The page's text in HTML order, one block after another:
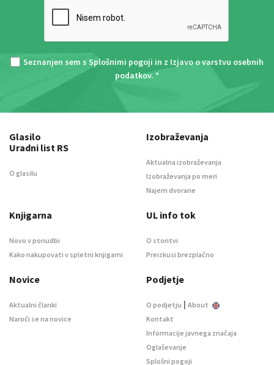
Seznanjen sem s Splošnimi pogoji in z Izjavo o varstvu osebnih
podatkov. *
Glasilo
Uradni list RS
O glasilu
Izobraževanja
Aktualna izobraževanja
Izobraževanja po meri
Najem dvorane
Knjigarna
Novo v ponudbi
Kako nakupovati v spletni knjigarni
UL info tok
O storitvi
Preizkusi brezplačno
Novice
Aktualni članki
Naroči se na novice
Podjetje
O podjetju | About
Kontakt
Informacije javnega značaja
Oglaševanje
Splošni pogoji